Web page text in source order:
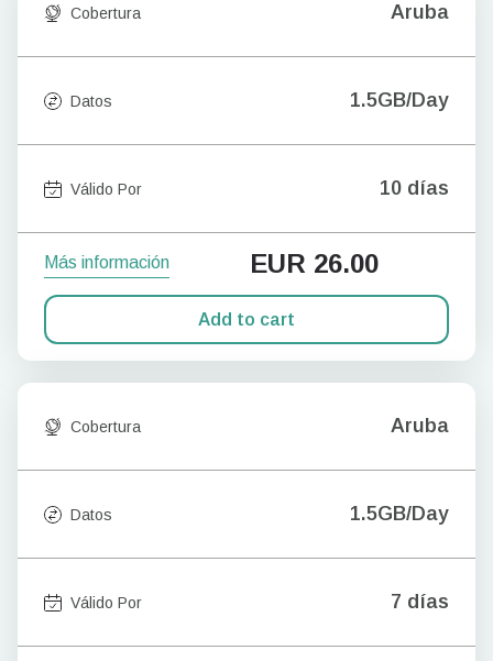
Cobertura Aruba
Datos 1.5GB/Day
Válido Por 10 días
Más información EUR 26.00
Add to cart
Cobertura Aruba
Datos 1.5GB/Day
Válido Por 7 días